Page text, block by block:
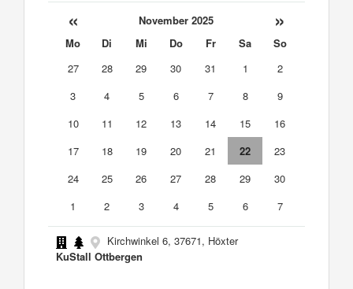
« November 2025 »
Mo Di Mi Do Fr Sa
So
27
28 29 30 31 1
2
3
4 5 6 7 8
9
10
11 12 13 14 15
16
17
18 19 20 21 22
23
24
25 26 27 28 29
30
1
2 3 4 5 6 7
Kirchwinkel 6, 37671, Höxter
KuStall Ottbergen